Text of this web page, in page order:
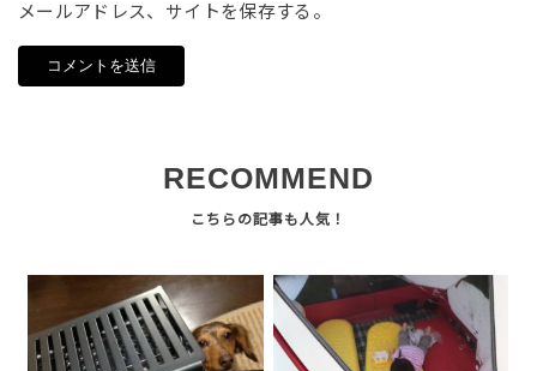
メールアドレス、サイトを保存する。
RECOMMEND